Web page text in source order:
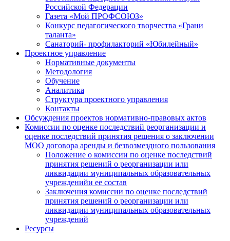
Российской Федерации
Газета «Мой ПРОФСОЮЗ»
Конкурс педагогического творчества «Грани
таланта»
Санаторий- профилакторий «Юбилейный»
Проектное управление
Нормативные документы
Методология
Обучение
Аналитика
Структура проектного управления
Контакты
Обсуждения проектов нормативно-правовых актов
Комиссии по оценке последствий реорганизации и
оценке последствий принятия решения о заключении
МОО договора аренды и безвозмездного пользования
Положение о комиссии по оценке последствий
принятия решений о реорганизации или
ликвидации муниципальных образовательных
учрежденийи ее состав
Заключения комиссии по оценке последствий
принятия решений о реорганизации или
ликвидации муниципальных образовательных
учреждений
Ресурсы